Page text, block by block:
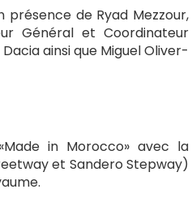
de Ryad Mezzour,
Général et Coordinateur
ainsi que Miguel Oliver-
in Morocco» avec la
et Sandero Stepway)